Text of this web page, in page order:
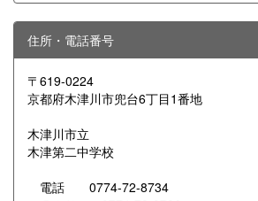
住所・電話番号
〒619-0224
京都府木津川市兜台6丁目1番地
木津川市立
木津第二中学校
電話 0774-72-8734